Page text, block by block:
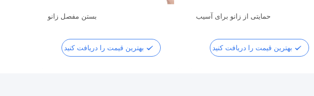
بستن مفصل زانو حمایتی از زانو برای آسیب